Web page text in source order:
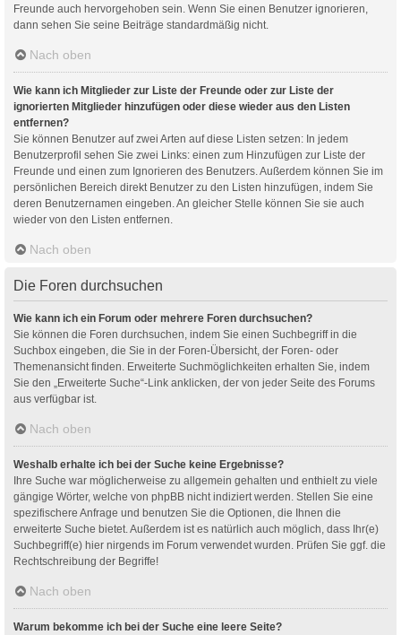
Freunde auch hervorgehoben sein. Wenn Sie einen Benutzer ignorieren,
dann sehen Sie seine Beiträge standardmäßig nicht.
Nach oben
Wie kann ich Mitglieder zur Liste der Freunde oder zur Liste der
ignorierten Mitglieder hinzufügen oder diese wieder aus den Listen
entfernen?
Sie können Benutzer auf zwei Arten auf diese Listen setzen: In jedem
Benutzerprofil sehen Sie zwei Links: einen zum Hinzufügen zur Liste der
Freunde und einen zum Ignorieren des Benutzers. Außerdem können Sie im
persönlichen Bereich direkt Benutzer zu den Listen hinzufügen, indem Sie
deren Benutzernamen eingeben. An gleicher Stelle können Sie sie auch
wieder von den Listen entfernen.
Nach oben
Die Foren durchsuchen
Wie kann ich ein Forum oder mehrere Foren durchsuchen?
Sie können die Foren durchsuchen, indem Sie einen Suchbegriff in die
Suchbox eingeben, die Sie in der Foren-Übersicht, der Foren- oder
Themenansicht finden. Erweiterte Suchmöglichkeiten erhalten Sie, indem
Sie den „Erweiterte Suche“-Link anklicken, der von jeder Seite des Forums
aus verfügbar ist.
Nach oben
Weshalb erhalte ich bei der Suche keine Ergebnisse?
Ihre Suche war möglicherweise zu allgemein gehalten und enthielt zu viele
gängige Wörter, welche von phpBB nicht indiziert werden. Stellen Sie eine
spezifischere Anfrage und benutzen Sie die Optionen, die Ihnen die
erweiterte Suche bietet. Außerdem ist es natürlich auch möglich, dass Ihr(e)
Suchbegriff(e) hier nirgends im Forum verwendet wurden. Prüfen Sie ggf. die
Rechtschreibung der Begriffe!
Nach oben
Warum bekomme ich bei der Suche eine leere Seite?